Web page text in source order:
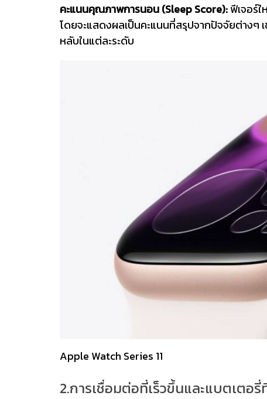
คะแนนคุณภาพการนอน (Sleep Score):ฟีเจอร์
โดยจะแสดงผลเป็นคะแนนที่สรุปจากปัจจัยต่างๆ เ
หลับในแต่ละระดับ
Apple Watch Series 11
2.การเชื่อมต่อที่เร็วขึ้นและแบตเตอ